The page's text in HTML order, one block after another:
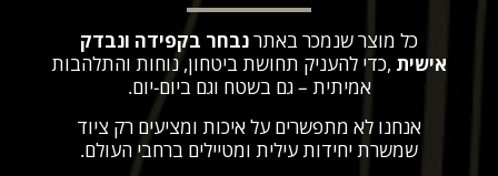
כל מוצר שנמכר באתרנבחר בקפידה ונבדק
אישית ,כדי להעניק תחושת ביטחון, נוחות והתלהבות
אמיתית – גם בשטח וגם ביום-יום.
אנחנו לא מתפשרים על איכות ומציעים רק ציוד
שמשרת יחידות עילית ומטיילים ברחבי העולם.